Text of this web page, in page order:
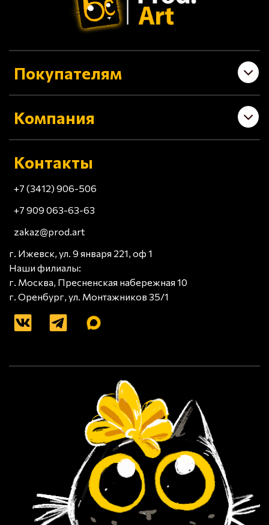
Покупателям
Компания
Контакты
+7 (3412) 906-506
+7 909 063-63-63
zakaz@prod.art
г. Ижевск, ул. 9 января 221, оф 1
Наши филиалы:
г. Москва, Пресненская набережная 10
г. Оренбург, ул. Монтажников 35/1